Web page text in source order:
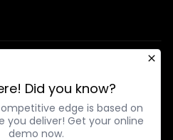
Did you know?
edge is based on
you deliver! Get your online
demo now.